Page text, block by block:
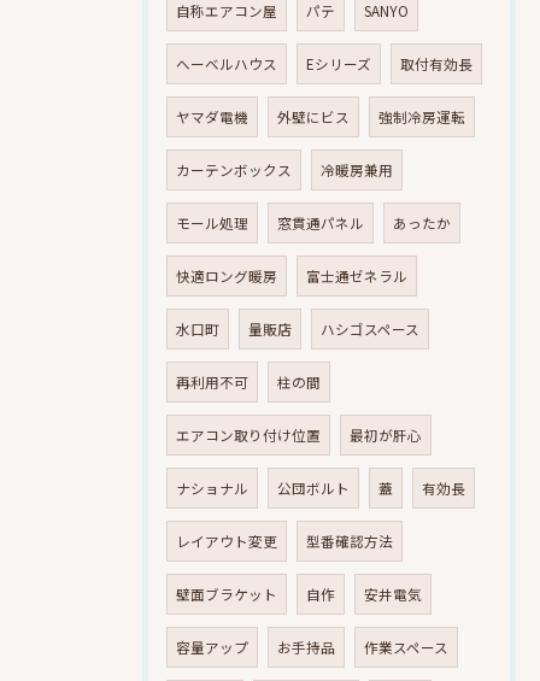
自称エアコン屋 パテ SANYO
へーベルハウス Eシリーズ 取付有効長
ヤマダ電機 外壁にビス 強制冷房運転
カーテンボックス 冷暖房兼用
モール処理 窓貫通パネル あったか
快適ロング暖房 富士通ゼネラル
水口町 量販店 ハシゴスペース
再利用不可 柱の間
エアコン取り付け位置 最初が肝心
ナショナル 公団ボルト 蓋 有効長
レイアウト変更 型番確認方法
壁面ブラケット 自作 安井電気
容量アップ お手持品 作業スペース